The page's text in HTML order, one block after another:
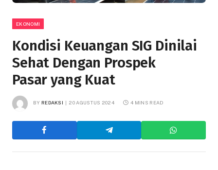
EKONOMI
Kondisi Keuangan SIG Dinilai
Sehat Dengan Prospek
Pasar yang Kuat
BY REDAKSI 20 AGUSTUS 2024 4 MINS READ